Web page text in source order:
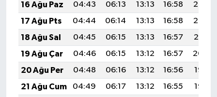
16 Ağu Paz
04:43 06:13 13:13 16:58
20:03
17 Ağu Pts
04:44 06:14 13:13 16:58
20:02
18 Ağu Sal
04:45 06:15 13:13 16:57
20:01
19 Ağu Çar
04:46 06:15 13:12 16:57
20:00
20 Ağu Per
04:48 06:16 13:12 16:56
19:58
21 Ağu Cum
04:49 06:17 13:12 16:55
19:57